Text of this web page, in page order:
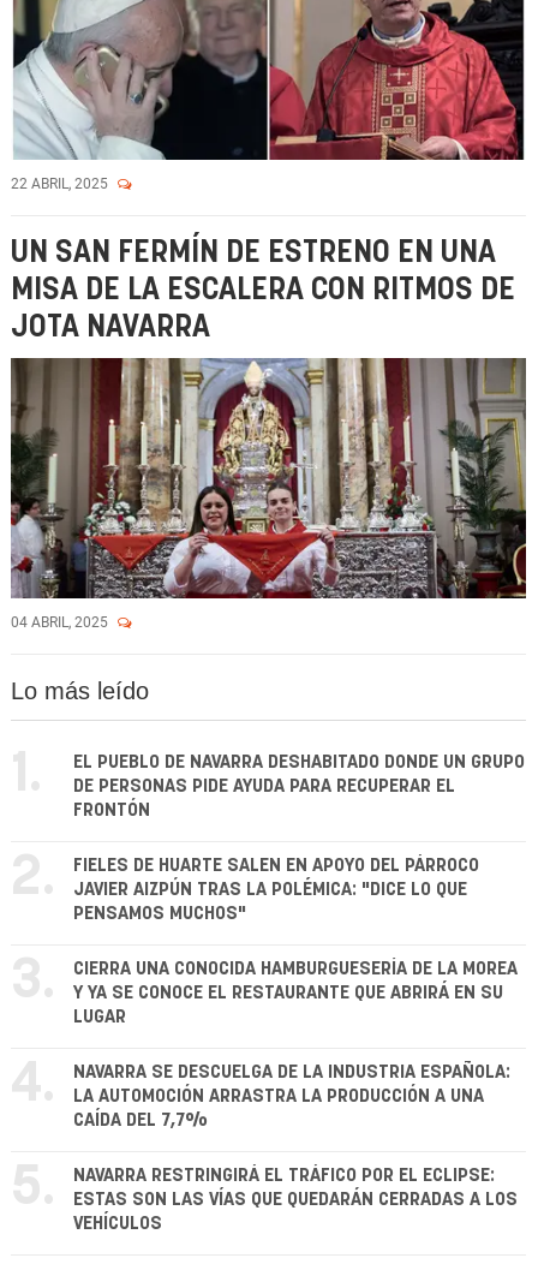
22 ABRIL, 2025
UN SAN FERMÍN DE ESTRENO EN UNA
MISA DE LA ESCALERA CON RITMOS DE
JOTA NAVARRA
04 ABRIL, 2025
Lo más leído
1.
EL PUEBLO DE NAVARRA DESHABITADO DONDE UN GRUPO
DE PERSONAS PIDE AYUDA PARA RECUPERAR EL
FRONTÓN
2.
FIELES DE HUARTE SALEN EN APOYO DEL PÁRROCO
JAVIER AIZPÚN TRAS LA POLÉMICA: "DICE LO QUE
PENSAMOS MUCHOS"
3.
CIERRA UNA CONOCIDA HAMBURGUESERÍA DE LA MOREA
Y YA SE CONOCE EL RESTAURANTE QUE ABRIRÁ EN SU
LUGAR
4.
NAVARRA SE DESCUELGA DE LA INDUSTRIA ESPAÑOLA:
LA AUTOMOCIÓN ARRASTRA LA PRODUCCIÓN A UNA
CAÍDA DEL 7,7%
5.
NAVARRA RESTRINGIRÁ EL TRÁFICO POR EL ECLIPSE:
ESTAS SON LAS VÍAS QUE QUEDARÁN CERRADAS A LOS
VEHÍCULOS